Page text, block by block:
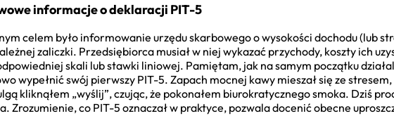
informacje o deklaracji PIT-5
celem było informowanie urzędu skarbowego o wysokości dochodu (lub
zaliczki. Przedsiębiorca musiał w niej wykazać przychody, koszty ich
skali lub stawki liniowej. Pamiętam, jak na samym początku
wypełnić swój pierwszy PIT-5. Zapach mocnej kawy mieszał się ze
kliknąłem „wyślij”, czując, że pokonałem biurokratycznego smoka. Dziś
Zrozumienie, co PIT-5 oznaczał w praktyce, pozwala docenić obecne